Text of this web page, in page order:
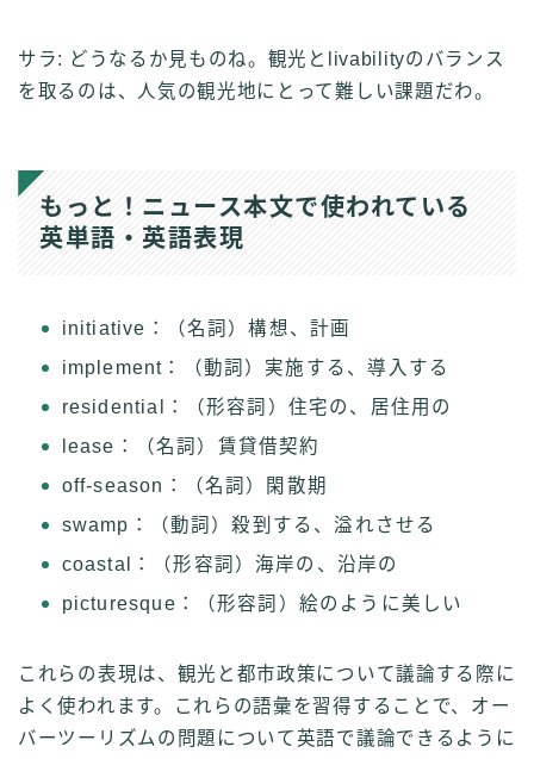
サラ: どうなるか見ものね。観光とlivabilityのバランス
を取るのは、人気の観光地にとって難しい課題だわ。
もっと！ニュース本文で使われている
英単語・英語表現
initiative：（名詞）構想、計画
implement：（動詞）実施する、導入する
residential：（形容詞）住宅の、居住用の
lease：（名詞）賃貸借契約
off-season：（名詞）閑散期
swamp：（動詞）殺到する、溢れさせる
coastal：（形容詞）海岸の、沿岸の
picturesque：（形容詞）絵のように美しい
これらの表現は、観光と都市政策について議論する際に
よく使われます。これらの語彙を習得することで、オー
バーツーリズムの問題について英語で議論できるように